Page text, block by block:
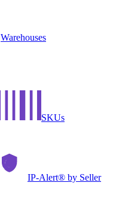
Warehouses
SKUs
IP-Alert® by Seller